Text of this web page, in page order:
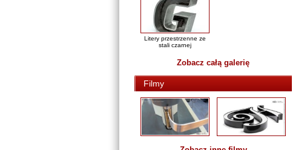
Litery przestrzenne ze
stali czarnej
Zobacz całą galerię
Filmy